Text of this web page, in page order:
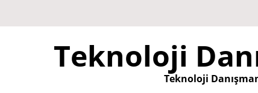
Teknoloji
Teknoloji